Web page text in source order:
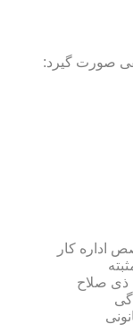
صورت گیرد:
اداره کار
ذی صلاح